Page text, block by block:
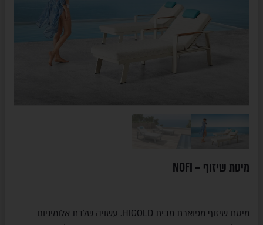
מיטת שיזוף – NOFI
מיטת שיזוף מפוארת מבית HIGOLD. עשויה שלדת אלומיניום